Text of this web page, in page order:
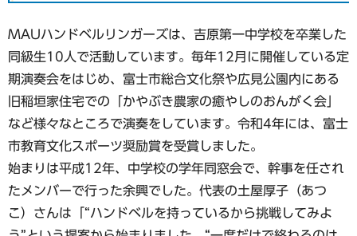
MAUハンドベルリンガーズは、吉原第一中学校を卒業した
同級生10人で活動しています。毎年12月に開催している定
期演奏会をはじめ、富士市総合文化祭や広見公園内にある
旧稲垣家住宅での「かやぶき農家の癒やしのおんがく会」
など様々なところで演奏をしています。令和4年には、富士
市教育文化スポーツ奨励賞を受賞しました。
始まりは平成12年、中学校の学年同窓会で、幹事を任され
たメンバーで行った余興でした。代表の土屋厚子（あつ
こ）さんは「“ハンドベルを持っているから挑戦してみよ